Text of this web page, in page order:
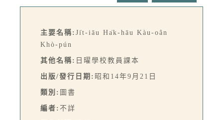
主要名稱: Ji̍t-iāu Ha̍k-hāu Kàu-oân
Khò-pún
其他名稱: 日曜學校教員課本
出版/發行日期: 昭和14年9月21日
類別: 圖書
編者: 不詳